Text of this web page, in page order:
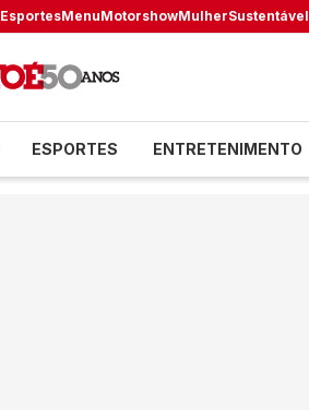
EsportesMenuMotorshowMulherSustentável
ESPORTES ENTRETENIMENTO